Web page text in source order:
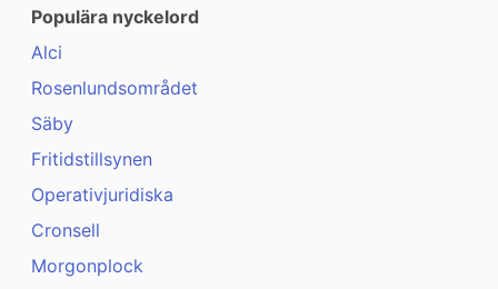
Populära nyckelord
Alci
Rosenlundsområdet
Säby
Fritidstillsynen
Operativjuridiska
Cronsell
Morgonplock